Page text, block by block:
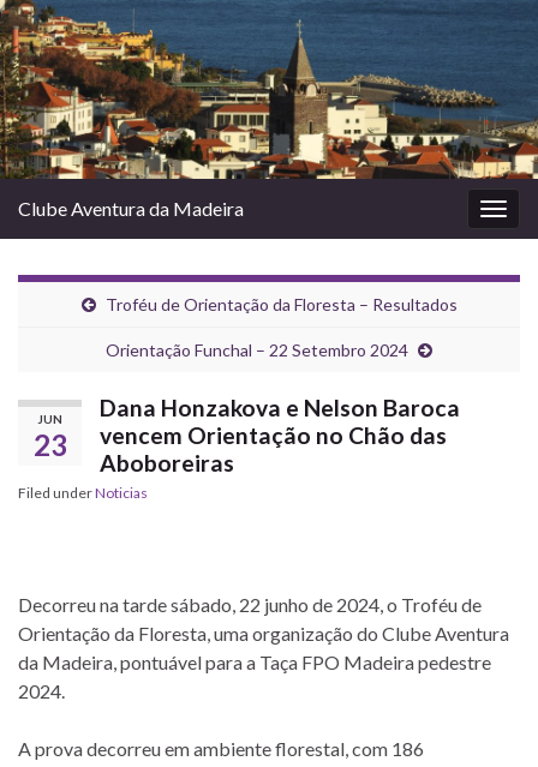
Clube Aventura da Madeira
Troféu de Orientação da Floresta – Resultados
Orientação Funchal – 22 Setembro 2024
JUN
23
Dana Honzakova e Nelson Baroca
vencem Orientação no Chão das
Aboboreiras
Filed underNoticias
Decorreu na tarde sábado, 22 junho de 2024, o Troféu de
Orientação da Floresta, uma organização do Clube Aventura
da Madeira, pontuável para a Taça FPO Madeira pedestre
2024.
A prova decorreu em ambiente florestal, com 186